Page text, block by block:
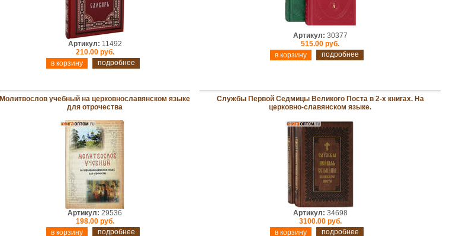
Артикул: 11492
210.00 руб.
подробнее
Артикул: 30377
515.00 руб.
подробнее
Молитвослов учебный на церковнославянском языке
для отрочества
Артикул: 29536
198.00 руб.
подробнее
Службы Первой Седмицы Великого Поста в 2-х книгах. На
церковно-славянском языке.
Артикул: 34698
3100.00 руб.
подробнее